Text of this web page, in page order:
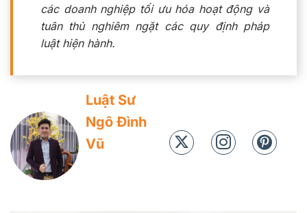
các doanh nghiệp tối ưu hóa hoạt động và
tuân thủ nghiêm ngặt các quy định pháp
luật hiện hành.
Luật Sư
Ngô Đình
Vũ